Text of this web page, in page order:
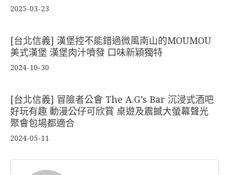
2025-03-23
[台北信義] 漢堡控不能錯過微風南山的MOUMOU
美式漢堡 漢堡肉汁噴發 口味新穎獨特
2024-10-30
[台北信義] 冒險者公會 The A.G’s Bar 沉浸式酒吧
好玩有趣 動漫公仔可欣賞 桌遊及震撼大螢幕聲光
聚會包場都適合
2024-05-11